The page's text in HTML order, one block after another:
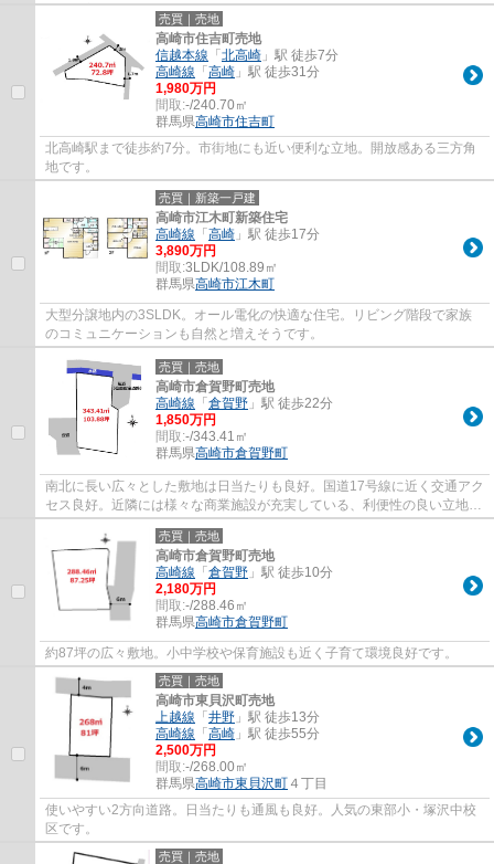
ず落ち着いて暮らせます。
売買｜売地
高崎市住吉町売地
信越本線 「 北高崎 」駅 徒歩7分
高崎線 「 高崎 」駅 徒歩31分
1,980万円
間取:-/240.70㎡
群馬県高崎市住吉町
北高崎駅まで徒歩約7分。市街地にも近い便利な立地。開放感ある三方角
地です。
売買｜新築一戸建
高崎市江木町新築住宅
高崎線 「 高崎 」駅 徒歩17分
3,890万円
間取:3LDK/108.89㎡
群馬県高崎市江木町
大型分譲地内の3SLDK。オール電化の快適な住宅。リビング階段で家族
のコミュニケーションも自然と増えそうです。
売買｜売地
高崎市倉賀野町売地
高崎線 「 倉賀野 」駅 徒歩22分
1,850万円
間取:-/343.41㎡
群馬県高崎市倉賀野町
南北に長い広々とした敷地は日当たりも良好。国道17号線に近く交通アク
セス良好。近隣には様々な商業施設が充実している、利便性の良い立地で
す。
売買｜売地
高崎市倉賀野町売地
高崎線 「 倉賀野 」駅 徒歩10分
2,180万円
間取:-/288.46㎡
群馬県高崎市倉賀野町
約87坪の広々敷地。小中学校や保育施設も近く子育て環境良好です。
売買｜売地
高崎市東貝沢町売地
上越線 「 井野 」駅 徒歩13分
高崎線 「 高崎 」駅 徒歩55分
2,500万円
間取:-/268.00㎡
群馬県高崎市東貝沢町 ４丁目
使いやすい2方向道路。日当たりも通風も良好。人気の東部小・塚沢中校
区です。
売買｜売地